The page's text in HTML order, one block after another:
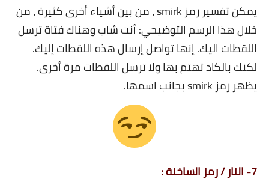
يمكن تفسير رمز smirk ، من بين أشياء أخرى كثيرة ، من
خلال هذا الرسم التوضيحي: أنت شاب وهناك فتاة ترسل
اللقطات اليك. إنها تواصل إرسال هذه اللقطات إليك.
لكنك بالكاد تهتم بها ولا ترسل اللقطات مرة أخرى.
يظهر رمز smirk بجانب اسمها.
7- النار / رمز الساخنة :